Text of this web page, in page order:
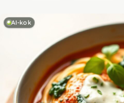
AI-kok